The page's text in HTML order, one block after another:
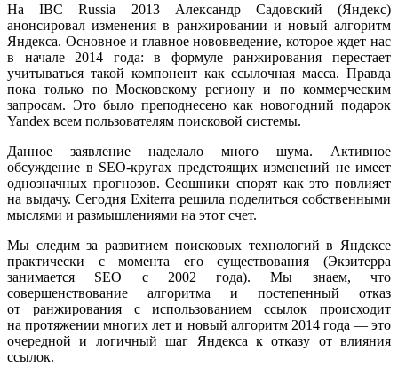
На IBC Russia 2013 Александр Садовский (Яндекс)
анонсировал изменения в ранжировании и новый алгоритм
Яндекса. Основное и главное нововведение, которое ждет нас
в начале 2014 года: в формуле ранжирования перестает
учитываться такой компонент как ссылочная масса. Правда
пока только по Московскому региону и по коммерческим
запросам. Это было преподнесено как новогодний подарок
Yandex всем пользователям поисковой системы.
Данное заявление наделало много шума. Активное
обсуждение в SEO-кругах предстоящих изменений не имеет
однозначных прогнозов. Сеошники спорят как это повлияет
на выдачу. Сегодня Exiterra решила поделиться собственными
мыслями и размышлениями на этот счет.
Мы следим за развитием поисковых технологий в Яндексе
практически с момента его существования (Экзитерра
занимается SEO с 2002 года). Мы знаем, что
совершенствование алгоритма и постепенный отказ
от ранжирования с использованием ссылок происходит
на протяжении многих лет и новый алгоритм 2014 года — это
очередной и логичный шаг Яндекса к отказу от влияния
ссылок.